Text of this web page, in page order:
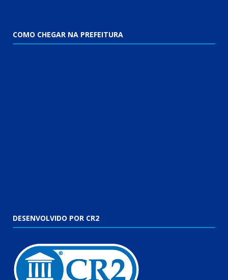
COMO CHEGAR NA PREFEITURA
DESENVOLVIDO POR CR2